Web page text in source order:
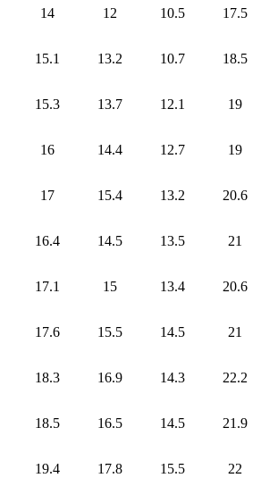
14 12 10.5 17.5
15.1 13.2 10.7 18.5
15.3 13.7 12.1 19
16 14.4 12.7 19
17 15.4 13.2 20.6
16.4 14.5 13.5 21
17.1 15 13.4 20.6
17.6 15.5 14.5 21
18.3 16.9 14.3 22.2
18.5 16.5 14.5 21.9
19.4 17.8 15.5 22